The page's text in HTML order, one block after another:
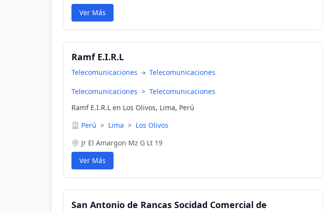
Ver Más
Ramf E.I.R.L
Telecomunicaciones Telecomunicaciones
Telecomunicaciones > Telecomunicaciones
Ramf E.I.R.L en Los Olivos, Lima, Perú
Perú > Lima > Los Olivos
Jr El Amargon Mz G Lt 19
Ver Más
San Antonio de Rancas Socidad Comercial de